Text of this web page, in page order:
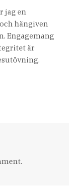
jag en
hängiven
Engagemang
är